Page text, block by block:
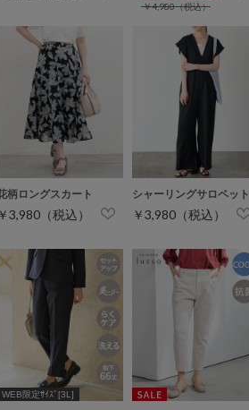
￥4,980（税込）
柄ロングスカート
￥3,980（税込）
シャーリングサロペット
￥3,980（税込）
WEB限定ｻｲｽﾞ[3L]